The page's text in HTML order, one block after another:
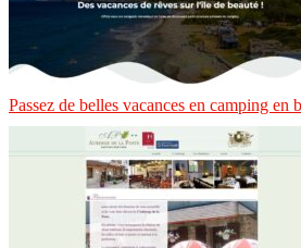
Passez de belles vacances en camping en